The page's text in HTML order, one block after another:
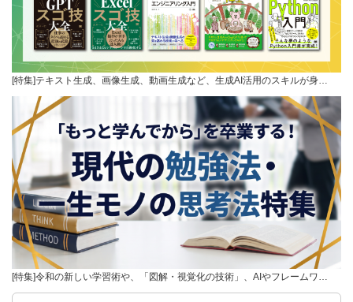
[特集]テキスト生成、画像生成、動画生成など、生成AI活用のスキルが身…
[特集]令和の新しい学習術や、「図解・視覚化の技術」、AIやフレームワ…